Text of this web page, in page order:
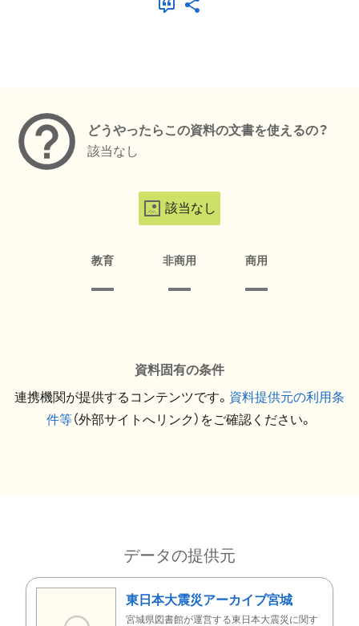
どうやったらこの資料の文書を使えるの？
該当なし
該当なし
教育 非商用 商用
資料固有の条件
連携機関が提供するコンテンツです。 資料提供元の利用条
件等（外部サイトへリンク）をご確認ください。
データの提供元
東日本大震災アーカイブ宮城
宮城県図書館が運営する東日本大震災に関す